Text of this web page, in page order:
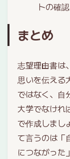
トの確
まとめ
志望理由書は
思いを伝える
ではなく、自
大学でなけれ
で作成しまし
て言うのは「
につながった